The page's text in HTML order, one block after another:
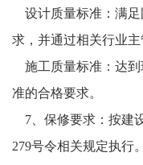
设计质量标准：满足
求，并通过相关行业主
施工质量标准：达到
准的合格要求。
7
保修要求：按建
279号令相关规定执行。